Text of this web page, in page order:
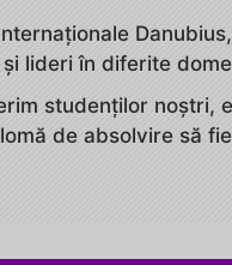
lideri în diferite
studenţilor noştri,
de absolvire să